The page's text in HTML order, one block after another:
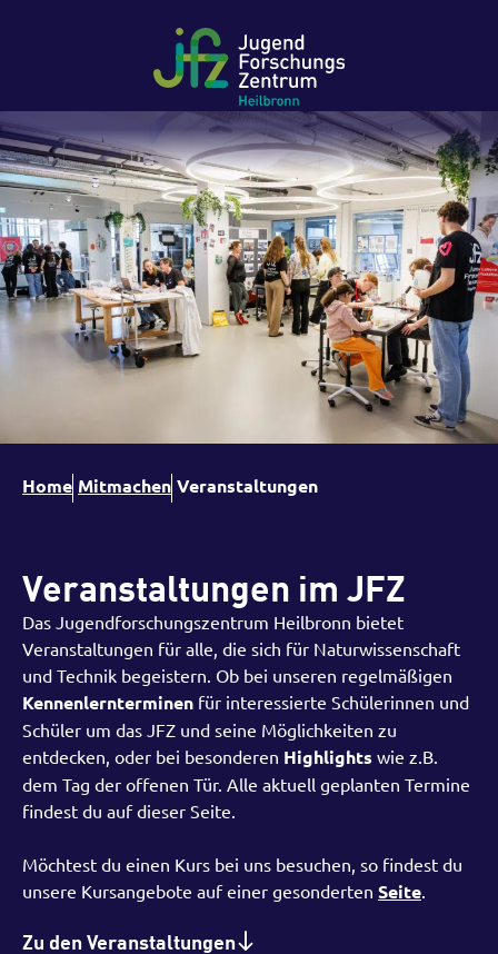
Home Mitmachen Veranstaltungen
Veranstaltungen im JFZ
Das Jugendforschungszentrum Heilbronn bietet
Veranstaltungen für alle, die sich für Naturwissenschaft
und Technik begeistern. Ob bei unseren regelmäßigen
Kennenlernterminen für interessierte Schülerinnen und
Schüler um das JFZ und seine Möglichkeiten zu
entdecken, oder bei besonderen Highlights wie z.B.
dem Tag der offenen Tür. Alle aktuell geplanten Termine
findest du auf dieser Seite.
Möchtest du einen Kurs bei uns besuchen, so findest du
unsere Kursangebote auf einer gesonderten Seite
Zu den Veranstaltungen